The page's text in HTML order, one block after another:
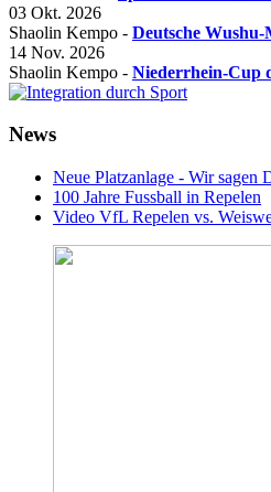
03 Okt. 2026
Shaolin Kempo - Deutsche Wushu-
14 Nov. 2026
Shaolin Kempo - Niederrhein-Cup
News
Neue Platzanlage - Wir sagen
100 Jahre Fussball in Repelen
Video VfL Repelen vs.